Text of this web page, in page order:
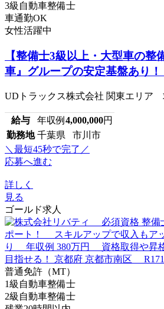
3級自動車整備士
車通勤OK
女性活躍中
【整備士3級以上・大型車の整
車』グループの安定基盤あり！
UDトラックス株式会社 関東エリア
給与 年収例 4,000,000円
勤務地 千葉県 市川市
＼最短45秒で完了／
応募へ進む
詳しく
見る
ゴールド求人
普通免許（MT）
1級自動車整備士
2級自動車整備士